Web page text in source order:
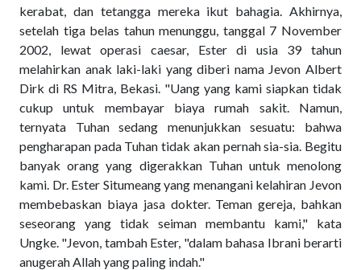
kerabat, dan tetangga mereka ikut bahagia. Akhirnya,
setelah tiga belas tahun menunggu, tanggal 7 November
2002, lewat operasi caesar, Ester di usia 39 tahun
melahirkan anak laki-laki yang diberi nama Jevon Albert
Dirk di RS Mitra, Bekasi. "Uang yang kami siapkan tidak
cukup untuk membayar biaya rumah sakit. Namun,
ternyata Tuhan sedang menunjukkan sesuatu: bahwa
pengharapan pada Tuhan tidak akan pernah sia-sia. Begitu
banyak orang yang digerakkan Tuhan untuk menolong
kami. Dr. Ester Situmeang yang menangani kelahiran Jevon
membebaskan biaya jasa dokter. Teman gereja, bahkan
seseorang yang tidak seiman membantu kami," kata
Ungke. "Jevon, tambah Ester, "dalam bahasa Ibrani berarti
anugerah Allah yang paling indah."